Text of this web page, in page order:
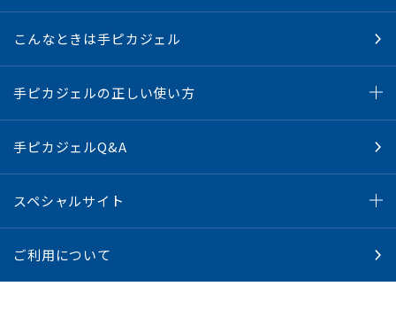
こんなときは手ピカジェル
手ピカジェルの正しい使い方
手ピカジェルQ&A
スペシャルサイト
ご利用について